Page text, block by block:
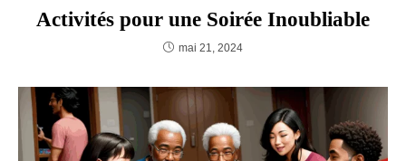
Fais appel à un Animateur pour ton
Anniversaire Adulte : Nos Jeux et